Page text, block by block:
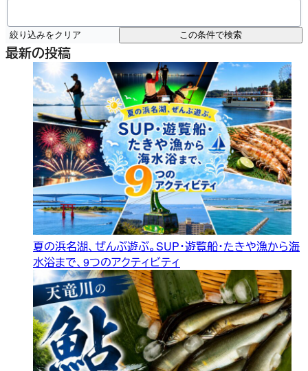
絞り込みをクリア この条件で検索
最新の投稿
夏の浜名湖、ぜんぶ遊ぶ。SUP・遊覧船・たきや漁から海
水浴まで、9つのアクティビティ